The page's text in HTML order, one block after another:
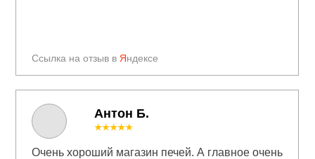
Антон Б.
Ссылка на отзыв в Яндексе
★★★★★
Очень хороший магазин печей. А главное очень